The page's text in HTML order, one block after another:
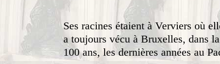
Ses racines étaient à Verviers où
a toujours vécu à Bruxelles, dans
100 ans, les dernières années au